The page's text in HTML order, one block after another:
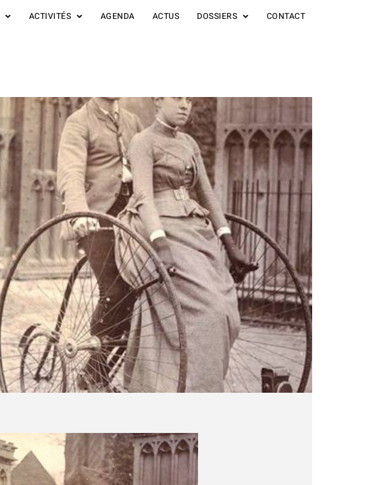
ACTIVITÉS AGENDA ACTUS DOSSIERS CONTACT